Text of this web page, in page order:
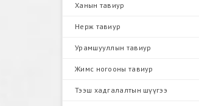
Ханын тавиур
Нерж тавиур
Урамшууллын тавиур
Жимс ногооны тавиур
Тээш хадгалалтын шүүгээ